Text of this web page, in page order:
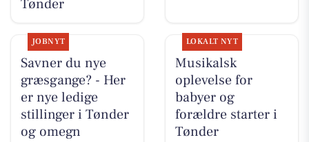
Tønder
JOBNYT
Savner du nye
græsgange? - Her
er nye ledige
stillinger i Tønder
og omegn
LOKALT NYT
Musikalsk
oplevelse for
babyer og
forældre starter i
Tønder